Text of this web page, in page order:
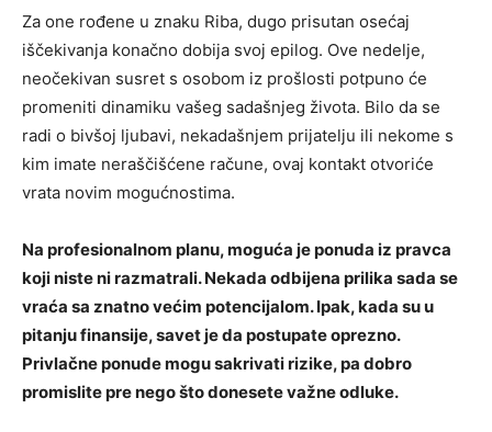
Za one rođene u znaku Riba, dugo prisutan osećaj
iščekivanja konačno dobija svoj epilog. Ove nedelje,
neočekivan susret s osobom iz prošlosti potpuno će
promeniti dinamiku vašeg sadašnjeg života. Bilo da se
radi o bivšoj ljubavi, nekadašnjem prijatelju ili nekome s
kim imate neraščišćene račune, ovaj kontakt otvoriće
vrata novim mogućnostima.
Na profesionalnom planu, moguća je ponuda iz pravca
koji niste ni razmatrali. Nekada odbijena prilika sada se
vraća sa znatno većim potencijalom. Ipak, kada su u
pitanju finansije, savet je da postupate oprezno.
Privlačne ponude mogu sakrivati rizike, pa dobro
promislite pre nego što donesete važne odluke.